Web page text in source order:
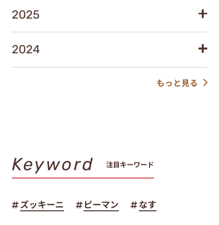
2025
2024
もっと見る
Keyword 注目キーワード
ズッキーニ ピーマン なす